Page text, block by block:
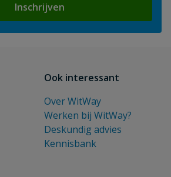
Inschrijven
Ook interessant
Over WitWay
Werken bij WitWay?
Deskundig advies
Kennisbank